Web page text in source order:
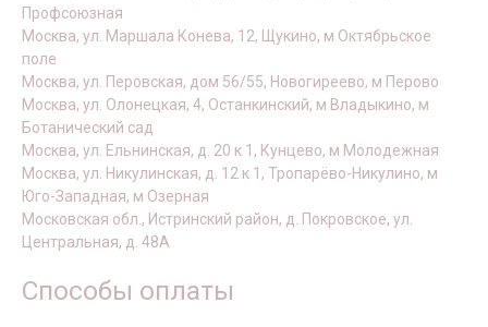
Профсоюзная
Москва, ул. Маршала Конева, 12, Щукино, м Октябрьское
поле
Москва, ул. Перовская, дом 56/55, Новогиреево, м Перово
Москва, ул. Олонецкая, 4, Останкинский, м Владыкино, м
Ботанический сад
Москва, ул. Ельнинская, д. 20 к 1, Кунцево, м Молодежная
Москва, ул. Никулинская, д. 12 к 1, Тропарёво-Никулино, м
Юго-Западная, м Озерная
Московская обл., Истринский район, д. Покровское, ул.
Центральная, д. 48А
Способы оплаты